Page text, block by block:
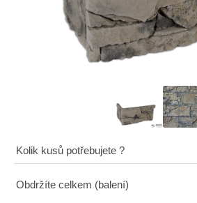
Kolik kusů potřebujete ?
Obdržíte celkem (balení)